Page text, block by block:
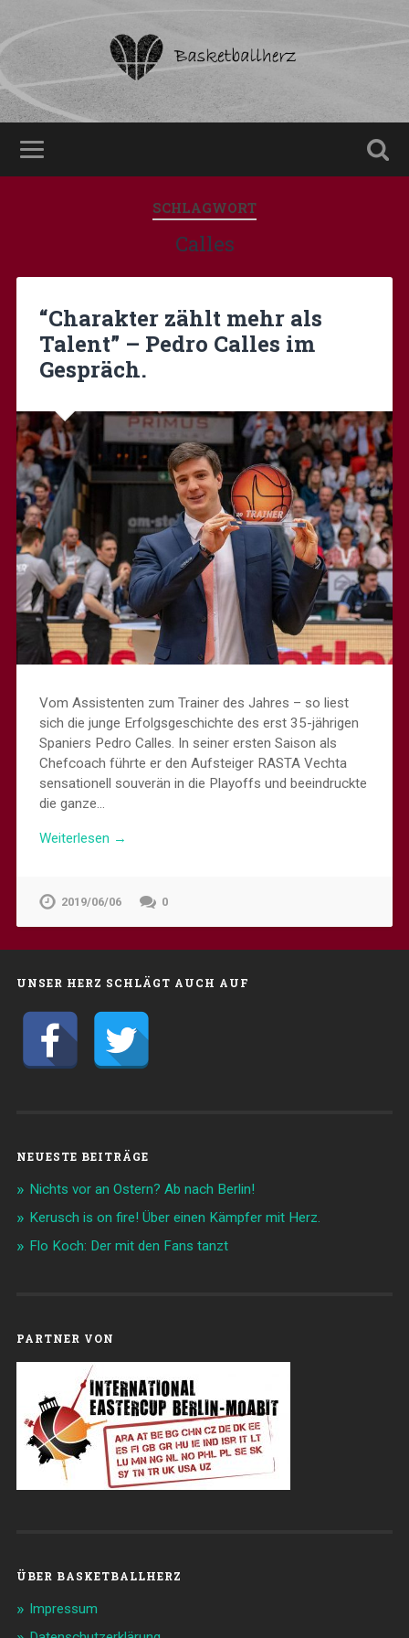
SCHLAGWORT
Calles
“Charakter zählt mehr als
Talent” – Pedro Calles im
Gespräch.
Vom Assistenten zum Trainer des Jahres – so liest
sich die junge Erfolgsgeschichte des erst 35-jährigen
Spaniers Pedro Calles. In seiner ersten Saison als
Chefcoach führte er den Aufsteiger RASTA Vechta
sensationell souverän in die Playoffs und beeindruckte
die ganze…
Weiterlesen →
2019/06/06 0
UNSER HERZ SCHLÄGT AUCH AUF
NEUESTE BEITRÄGE
Nichts vor an Ostern? Ab nach Berlin!
Kerusch is on fire! Über einen Kämpfer mit Herz.
Flo Koch: Der mit den Fans tanzt
PARTNER VON
ÜBER BASKETBALLHERZ
Impressum